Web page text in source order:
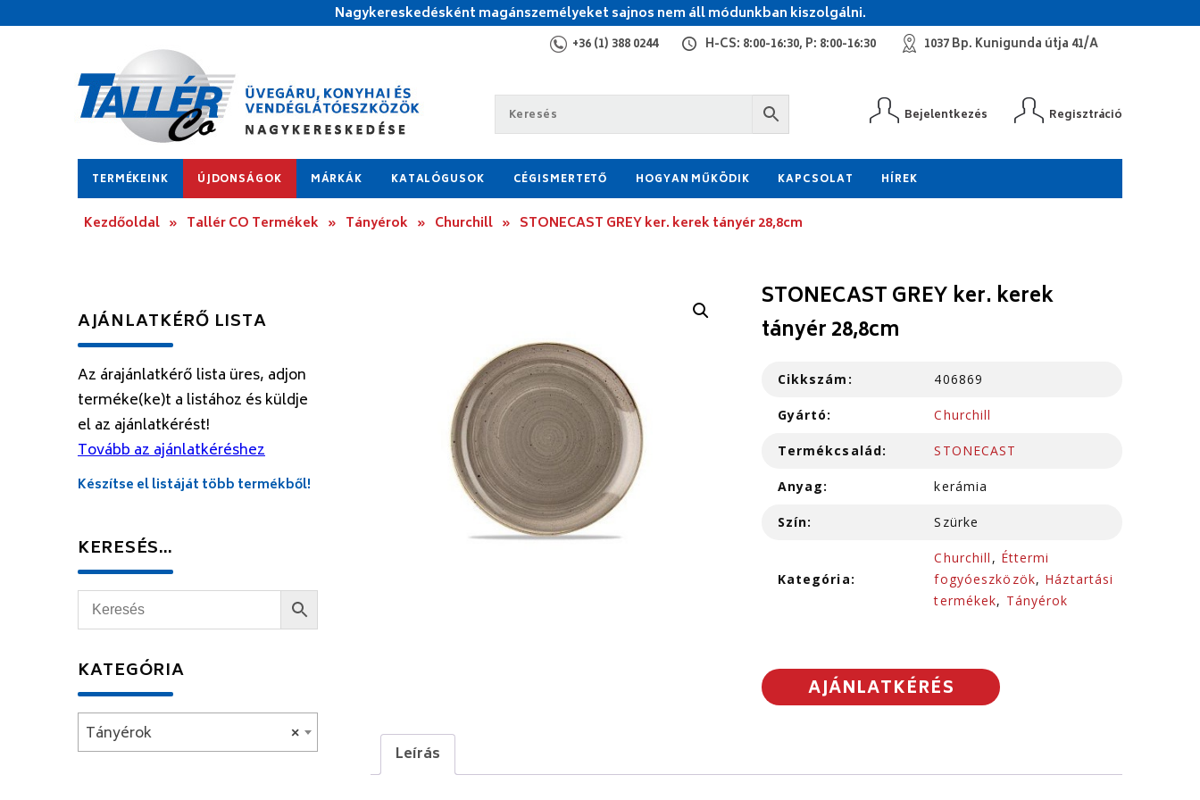
Nagykereskedésként magánszemélyeket sajnos nem áll módunkban kiszolgálni.
+36 (1) 388 0244 H-CS: 8:00-16:30, P: 8:00-16:30 1037 Bp. Kunigunda útja 41/A
Bejelentkezés Regisztráció
TERMÉKEINK ÚJDONSÁGOK MÁRKÁK KATALÓGUSOK CÉGISMERTETŐ HOGYAN MŰKÖDIK KAPCSOLAT HÍREK
Kezdőoldal » Tallér CO Termékek » Tányérok » Churchill » STONECAST GREY ker. kerek tányér 28,8cm
STONECAST GREY ker. kerek
tányér 28,8cm
Cikkszám: 406869
Gyártó: Churchill
Termékcsalád: STONECAST
Anyag: kerámia
Szín: Szürke
Kategória:
Churchill , Éttermi
fogyóeszközök, Háztartási
termékek, Tányérok
AJÁNLATKÉRÉS
Leírás
AJÁNLATKÉRŐ LISTA
Az árajánlatkérő lista üres, adjon
terméke(ke)t a listához és küldje
el az ajánlatkérést!
Tovább az ajánlatkéréshez
Készítse el listáját több termékből!
KERESÉS…
KATEGÓRIA
×
Tányérok